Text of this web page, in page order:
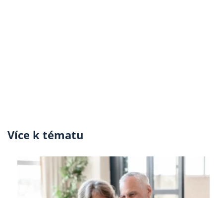
Více k tématu